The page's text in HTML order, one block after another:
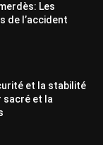
Les
de l’accident
et la stabilité
sacré et la